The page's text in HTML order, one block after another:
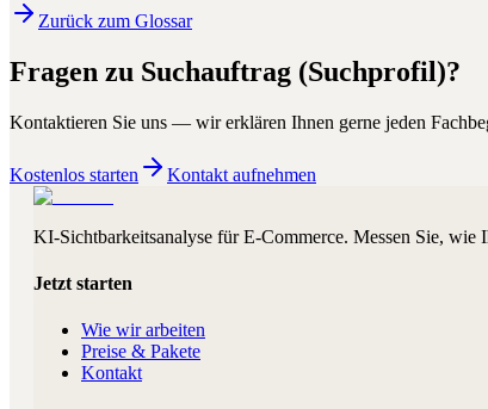
Zurück zum Glossar
Fragen zu Suchauftrag (Suchprofil)?
Kontaktieren Sie uns — wir erklären Ihnen gerne jeden
Kostenlos starten Kontakt aufnehmen
KI-Sichtbarkeitsanalyse für E-Commerce. Messen Sie,
Jetzt starten
Wie wir arbeiten
Preise & Pakete
Kontakt